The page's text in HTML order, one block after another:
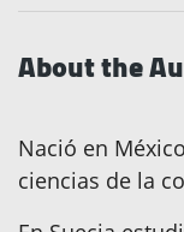
About the
Nació en
ciencias de la